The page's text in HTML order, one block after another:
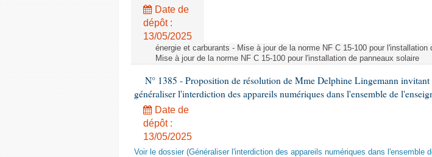
Date de
dépôt :
13/05/2025
énergie et carburants - Mise à jour de la norme NF C 15-100 pour l'installation
Mise à jour de la norme NF C 15-100 pour l'installation de panneaux solaire
N° 1385 - Proposition de résolution de Mme Delphine Lingemann invitant
généraliser l'interdiction des appareils numériques dans l'ensemble de
Date de
dépôt :
13/05/2025
Voir le dossier (Généraliser l'interdiction des appareils numériques dans l'ensemble